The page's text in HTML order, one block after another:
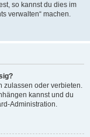
so kannst du dies im
verwalten“ machen.
zulassen oder verbieten.
kannst und du
Administration.